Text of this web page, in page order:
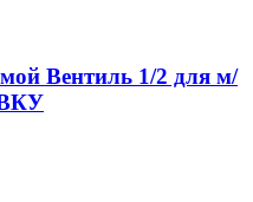
Вентиль 1/2 для м/